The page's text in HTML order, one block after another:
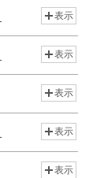
表示
表示
表示
表示
表示